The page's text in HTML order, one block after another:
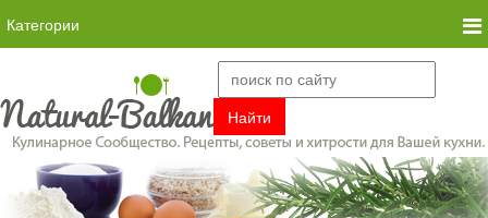
Категории